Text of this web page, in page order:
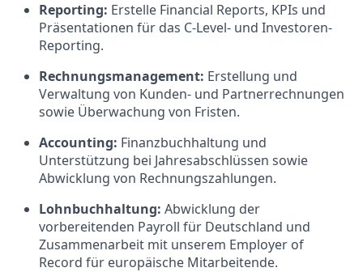
Reporting: Erstelle Financial Reports, KPIs und
Präsentationen für das C-Level- und Investoren-
Reporting.
Rechnungsmanagement: Erstellung und
Verwaltung von Kunden- und Partnerrechnungen
sowie Überwachung von Fristen.
Accounting: Finanzbuchhaltung und
Unterstützung bei Jahresabschlüssen sowie
Abwicklung von Rechnungszahlungen.
Lohnbuchhaltung: Abwicklung der
vorbereitenden Payroll für Deutschland und
Zusammenarbeit mit unserem Employer of
Record für europäische Mitarbeitende.